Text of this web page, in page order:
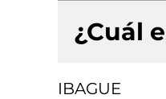
¿Cuál
IBAGUE